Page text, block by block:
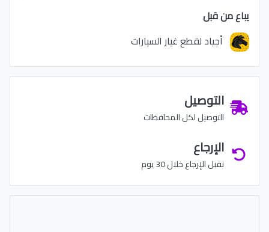
يباع من قبل
أجياد لقطع غيار السيارات
التوصيل
التوصيل لكل المحافظات
الإرجاع
نقبل الإرجاع خلال 30 يوم